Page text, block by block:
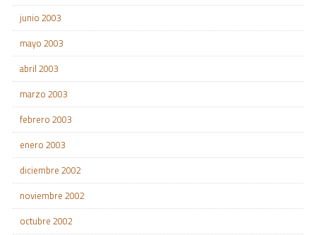
junio 2003
mayo 2003
abril 2003
marzo 2003
febrero 2003
enero 2003
diciembre 2002
noviembre 2002
octubre 2002